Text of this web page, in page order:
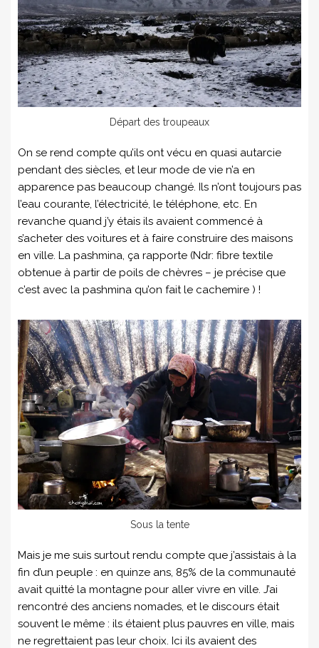
Départ des troupeaux
On se rend compte qu’ils ont vécu en quasi autarcie
pendant des siècles, et leur mode de vie n’a en
apparence pas beaucoup changé. Ils n’ont toujours pas
l’eau courante, l’électricité, le téléphone, etc. En
revanche quand j’y étais ils avaient commencé à
s’acheter des voitures et à faire construire des maisons
en ville. La pashmina, ça rapporte (Ndr: fibre textile
obtenue à partir de poils de chèvres – je précise que
c’est avec la pashmina qu’on fait le cachemire ) !
Sous la tente
Mais je me suis surtout rendu compte que j’assistais à la
fin d’un peuple : en quinze ans, 85% de la communauté
avait quitté la montagne pour aller vivre en ville. J’ai
rencontré des anciens nomades, et le discours était
souvent le même : ils étaient plus pauvres en ville, mais
ne regrettaient pas leur choix. Ici ils avaient des